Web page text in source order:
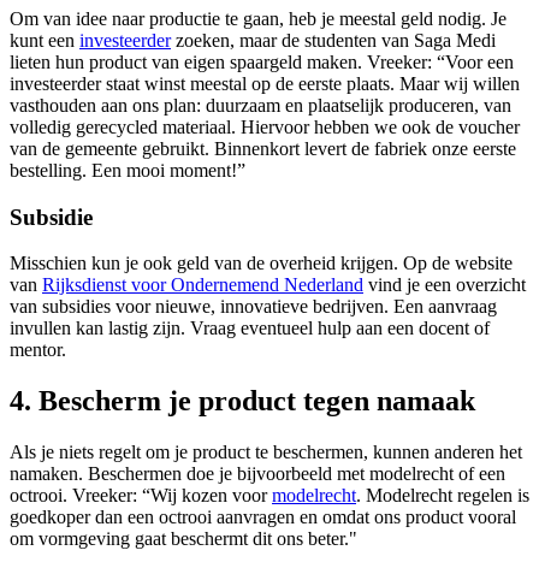
Om van idee naar productie te gaan, heb je meestal geld nodig. Je
kunt een investeerderzoeken, maar de studenten van Saga Medi
lieten hun product van eigen spaargeld maken. Vreeker: “Voor een
investeerder staat winst meestal op de eerste plaats. Maar wij willen
vasthouden aan ons plan: duurzaam en plaatselijk produceren, van
volledig gerecycled materiaal. Hiervoor hebben we ook de voucher
van de gemeente gebruikt. Binnenkort levert de fabriek onze eerste
bestelling. Een mooi moment!”
Subsidie
Misschien kun je ook geld van de overheid krijgen. Op de website
van Rijksdienst voor Ondernemend Nederland vind je een overzicht
van subsidies voor nieuwe, innovatieve bedrijven. Een aanvraag
invullen kan lastig zijn. Vraag eventueel hulp aan een docent of
mentor.
4. Bescherm je product tegen namaak
Als je niets regelt om je product te beschermen, kunnen anderen het
namaken. Beschermen doe je bijvoorbeeld met modelrecht of een
octrooi. Vreeker: “Wij kozen voormodelrecht. Modelrecht regelen is
goedkoper dan een octrooi aanvragen en omdat ons product vooral
om vormgeving gaat beschermt dit ons beter."